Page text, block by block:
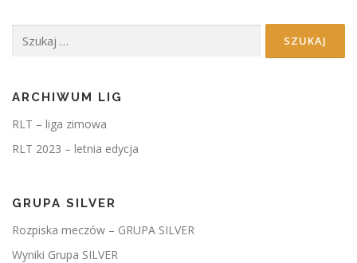
ARCHIWUM LIG
RLT – liga zimowa
RLT 2023 – letnia edycja
GRUPA SILVER
Rozpiska meczów – GRUPA SILVER
Wyniki Grupa SILVER